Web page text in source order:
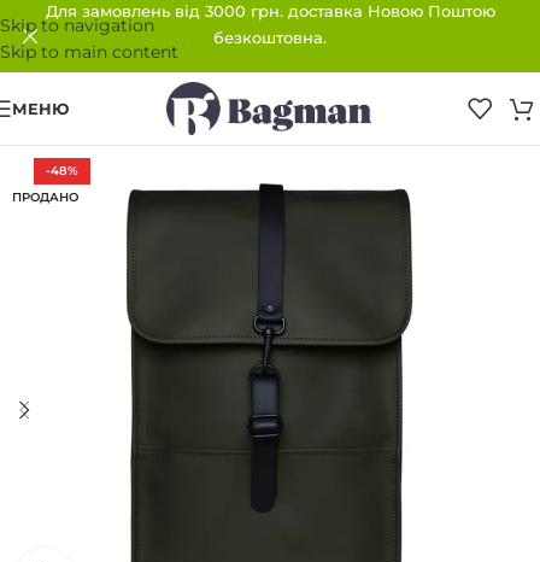
Skip to navigation
Skip to main content
Для замовлень від 3000 грн. доставка Новою Поштою
безкоштовна.
МЕНЮ
-48%
ПРОДАНО